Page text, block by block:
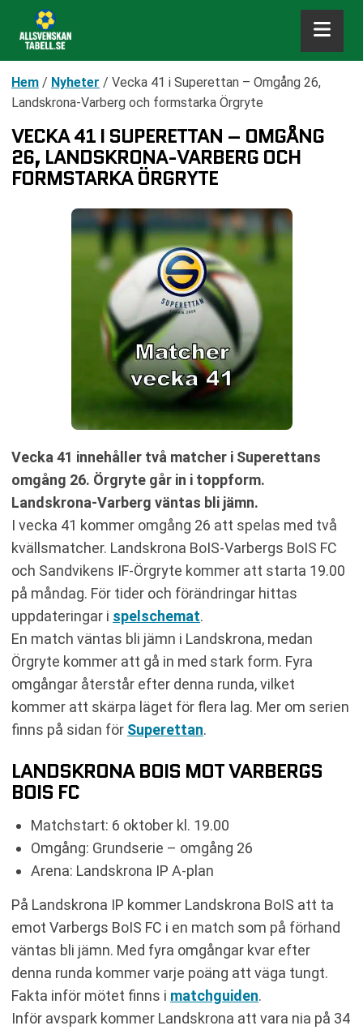
Hem / Nyheter / Vecka 41 i Superettan – Omgång 26,
Landskrona-Varberg och formstarka Örgryte
VECKA 41 I SUPERETTAN – OMGÅNG
26, LANDSKRONA-VARBERG OCH
FORMSTARKA ÖRGRYTE
Vecka 41 innehåller två matcher i Superettans
omgång 26. Örgryte går in i toppform.
Landskrona-Varberg väntas bli jämn.
I vecka 41 kommer omgång 26 att spelas med två
kvällsmatcher. Landskrona BoIS-Varbergs BoIS FC
och Sandvikens IF-Örgryte kommer att starta 19.00
på måndag. För tider och förändringar hittas
uppdateringar i spelschemat.
En match väntas bli jämn i Landskrona, medan
Örgryte kommer att gå in med stark form. Fyra
omgångar återstår efter denna runda, vilket
kommer att skärpa läget för flera lag. Mer om serien
finns på sidan för Superettan.
LANDSKRONA BOIS MOT VARBERGS
BOIS FC
Matchstart: 6 oktober kl. 19.00
Omgång: Grundserie – omgång 26
Arena: Landskrona IP A-plan
På Landskrona IP kommer Landskrona BoIS att ta
emot Varbergs BoIS FC i en match som på förhand
väntas bli jämn. Med fyra omgångar kvar efter
denna runda kommer varje poäng att väga tungt.
Fakta inför mötet finns i matchguiden.
Inför avspark kommer Landskrona att vara nia på 34